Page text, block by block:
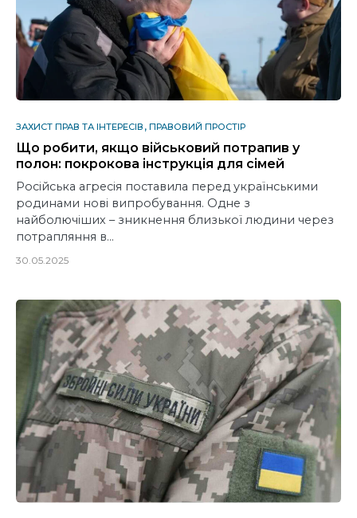
ЗАХИСТ ПРАВ ТА ІНТЕРЕСІВ ПРАВОВИЙ ПРОСТІР
Що робити, якщо військовий потрапив у
полон: покрокова інструкція для сімей
Російська агресія поставила перед українськими
родинами нові випробування. Одне з
найболючіших – зникнення близької людини через
потрапляння в…
30.05.2025